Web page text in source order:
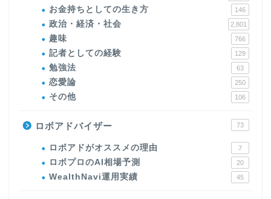
お金持ちとしての生き方 146
政治・経済・社会 2,801
趣味 766
記者としての経験 129
勉強法 63
恋愛論 250
その他 106
ロボアドバイザー 73
ロボアドがオススメの理由 7
ロボプロのAI相場予測 20
WealthNavi運用実績 45